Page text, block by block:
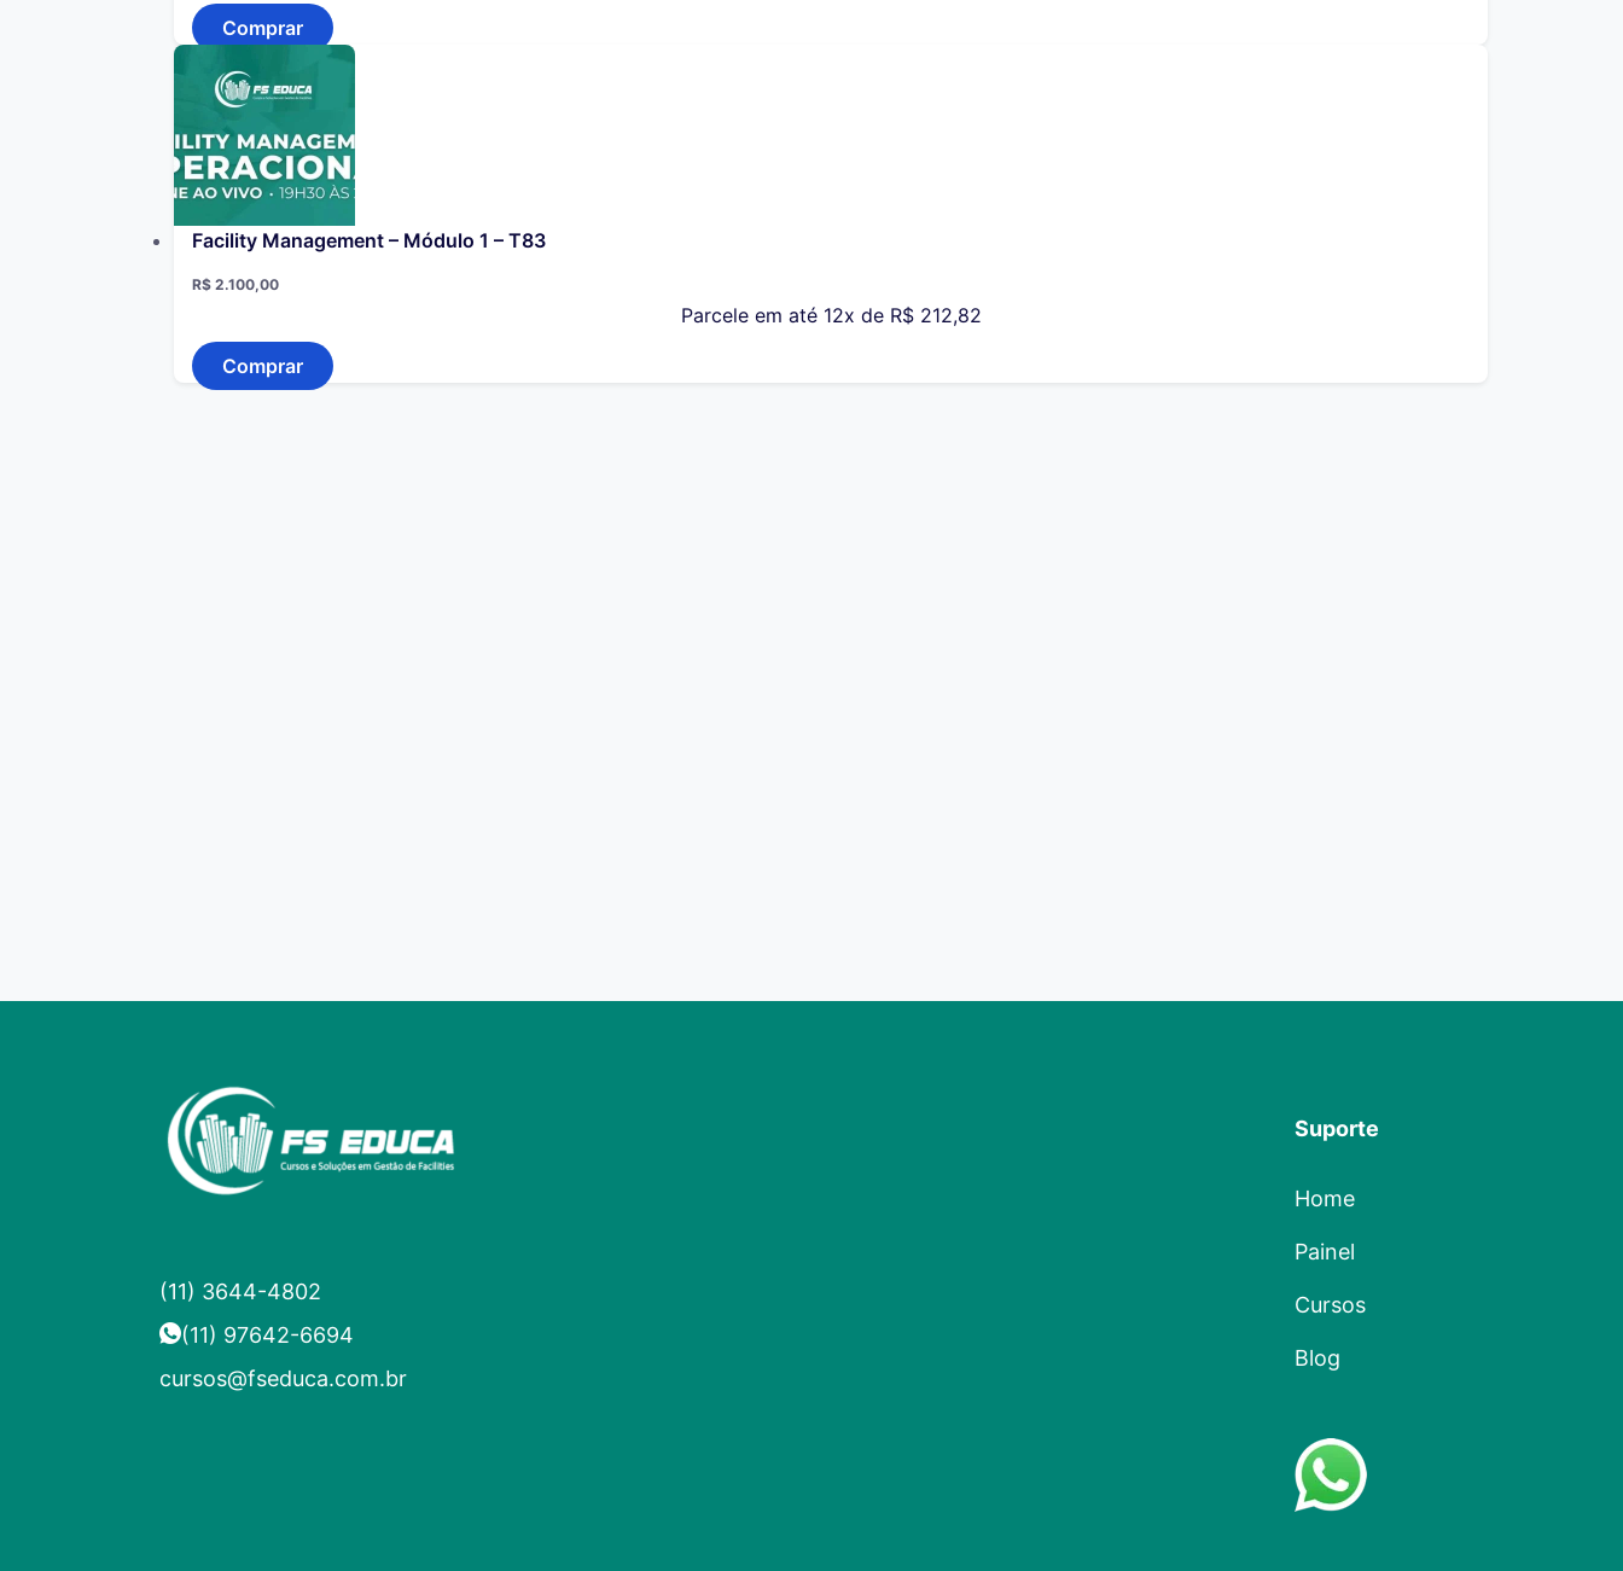
Comprar
Facility Management – Módulo 1 – T83
R$ 2.100,00
Parcele em até 12x de R$212,82
Comprar
(11) 3644-4802
(11) 97642-6694
cursos@fseduca.com.br
Suporte
Home
Painel
Cursos
Blog